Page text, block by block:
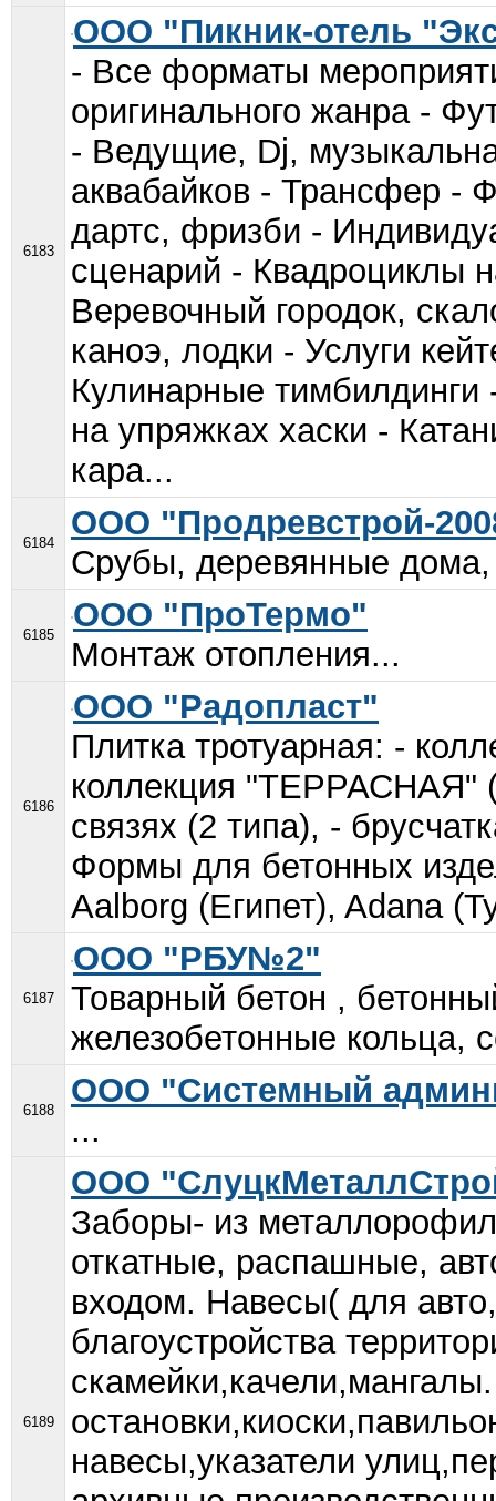
6183
ООО "Пикник-отель
- Все форматы
оригинального жанра -
- Ведущие, Dj,
аквабайков - Трансфер -
дартс, фризби -
сценарий - Квадроциклы
Веревочный городок,
каноэ, лодки - Услуги
Кулинарные
на упряжках хаски -
кара...
6184
ООО "Продревстрой-
Срубы, деревянные
6185
ООО "ПроТермо"
Монтаж отопления...
6186
ООО "Радопласт"
Плитка тротуарная: -
коллекция "ТЕРРАСНАЯ"
связях (2 типа), -
Формы для бетонных
Aalborg (Египет), Adana
6187
ООО "РБУ№2"
Товарный бетон ,
железобетонные кольца,
6188
ООО "Системный
...
6189
ООО
Заборы- из
откатные, распашные,
входом. Навесы( для
благоустройства
навесы,указатели